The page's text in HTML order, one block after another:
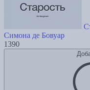
Симона де Бовуар
1390